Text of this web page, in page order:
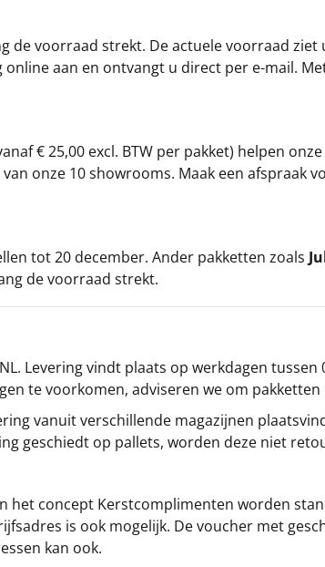
de voorraad strekt. De actuele voorraad
aan en ontvangt u direct per e-mail.
€ 25,00 excl. BTW per pakket) helpen
onze 10 showrooms. Maak een afspraak
tot 20 december. Ander pakketten zoals
de voorraad strekt.
Levering vindt plaats op werkdagen
te voorkomen, adviseren we om
vanuit verschillende magazijnen
geschiedt op pallets, worden deze niet
het concept Kerstcomplimenten worden
is ook mogelijk. De voucher met
kan ook.